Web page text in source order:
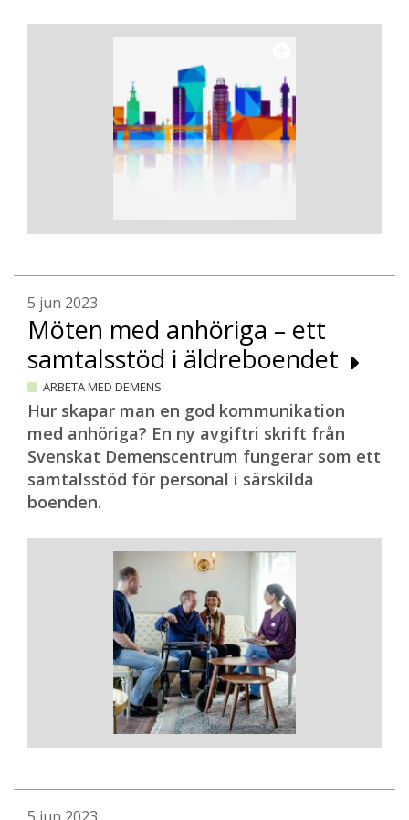
5 jun 2023
Möten med anhöriga – ett
samtalsstöd i äldreboendet
ARBETA MED DEMENS
Hur skapar man en god kommunikation
med anhöriga? En ny avgiftri skrift från
Svenskat Demenscentrum fungerar som ett
samtalsstöd för personal i särskilda
boenden.